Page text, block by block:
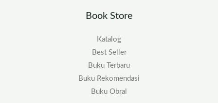
Book Store
Katalog
Best Seller
Buku Terbaru
Buku Rekomendasi
Buku Obral